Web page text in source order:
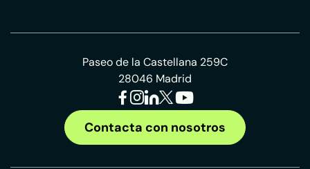
Paseo de la Castellana 259C
28046 Madrid
Contacta con nosotros